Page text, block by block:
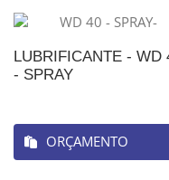
LUBRIFICANTE - WD
- SPRAY
ORÇAMENTO